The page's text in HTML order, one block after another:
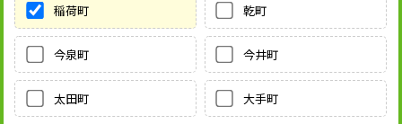
稲荷町 乾町
今泉町 今井町
太田町 大手町